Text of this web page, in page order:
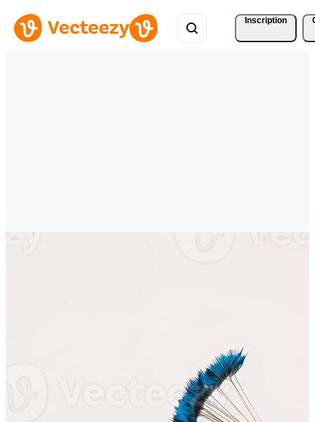
Inscription